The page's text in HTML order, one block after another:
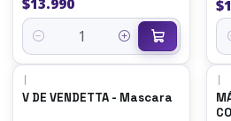
$13.990
Cantidad
|
V DE VENDETTA - Mascara
|